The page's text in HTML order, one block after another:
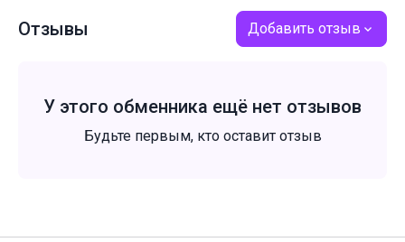
Отзывы Добавить отзыв
У этого обменника ещё нет отзывов
Будьте первым, кто оставит отзыв